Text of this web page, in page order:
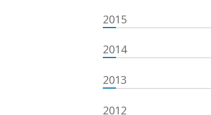
2015
2014
2013
2012